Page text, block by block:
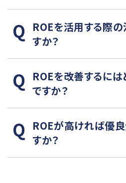
ROEを活用する際
すか？
ROEを改善するには
ですか？
ROEが高ければ優
すか？